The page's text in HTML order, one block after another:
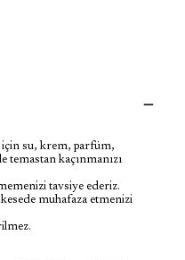
için su, krem, parfüm,
temastan kaçınmanızı
tavsiye ederiz.
muhafaza etmenizi